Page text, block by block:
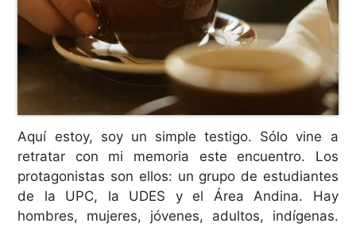
Aquí estoy, soy un simple testigo. Sólo vine a
retratar con mi memoria este encuentro. Los
protagonistas son ellos: un grupo de estudiantes
de la UPC, la UDES y el Área Andina. Hay
hombres, mujeres, jóvenes, adultos, indígenas.